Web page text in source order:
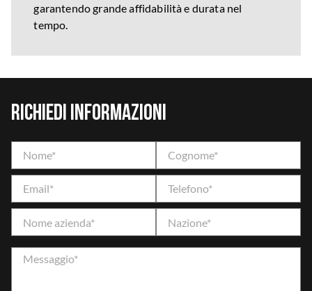
garantendo grande affidabilità e durata nel
tempo.
Richiedi informazioni